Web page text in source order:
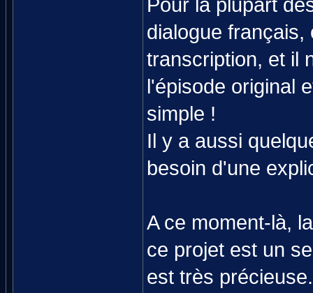
Pour la plupart
dialogue français,
transcription, et il
l'épisode original
simple !
Il y a aussi
besoin d'une
A ce moment-là,
ce projet est un
est très